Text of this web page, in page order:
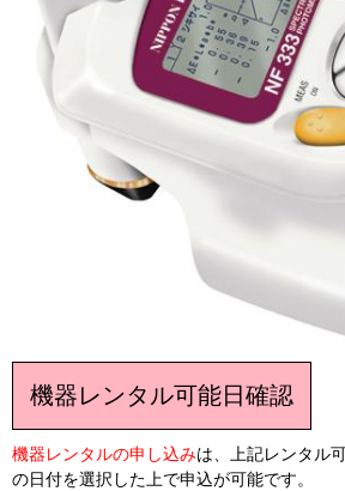
機器レンタル可能日確認
機器レンタルの申し込みは、上記レンタル
の日付を選択した上で申込が可能です。